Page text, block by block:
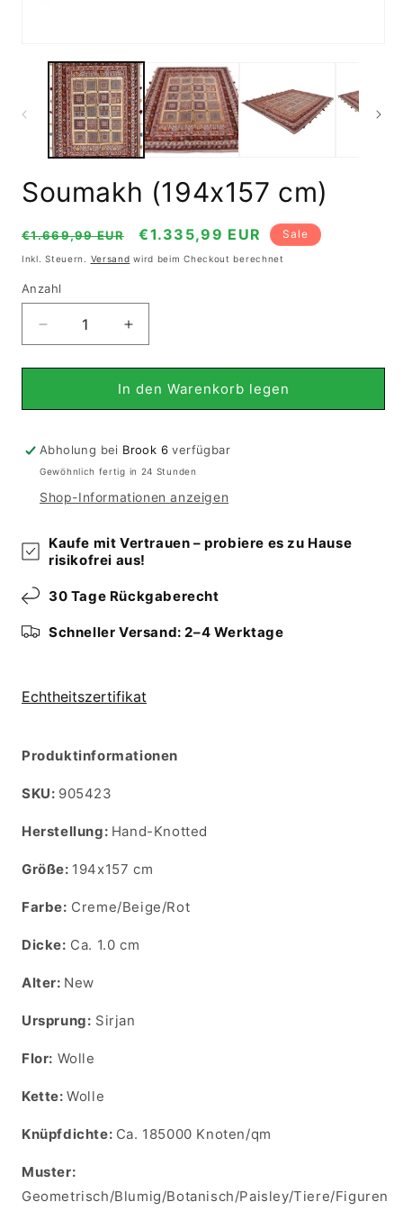
Modal
öffnen
Soumakh (194x157 cm)
Normaler
Preis
€1.669,99 EUR Verkaufspreis
€1.335,99 EUR Sale
Inkl. Steuern. Versand wird beim Checkout berechnet
Anzahl
Verringere
die
Menge
Soumakh
cm)
Erhöhe
die
Menge
für
Soumakh
cm)
In den Warenkorb legen
Abholung bei Brook 6 verfügbar
Gewöhnlich fertig in 24 Stunden
Shop-Informationen anzeigen
Kaufe mit Vertrauen – probiere es zu Hause
risikofrei aus!
30 Tage Rückgaberecht
Schneller Versand: 2–4 Werktage
Echtheitszertifikat
Produktinformationen
SKU:
SKU: 905423
Herstellung: Hand-Knotted
Größe: 194x157 cm
Farbe: Creme/Beige/Rot
Dicke: Ca. 1.0 cm
Alter: New
Ursprung: Sirjan
Flor: Wolle
Kette:Wolle
Knüpfdichte: Ca. 185000 Knoten/qm
Muster:
Geometrisch/Blumig/Botanisch/Paisley/Tiere/Figuren